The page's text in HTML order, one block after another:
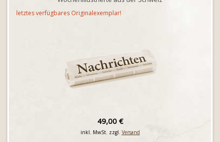
letztes verfügbares Originalexemplar!
49,00 €
inkl. MwSt. zzgl. Versand